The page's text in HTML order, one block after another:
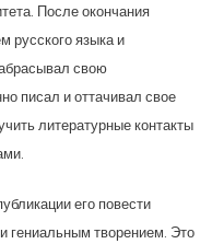
После окончания
русского языка и
свою
писал и оттачивал свое
литературные контакты
его повести
гениальным творением. Это